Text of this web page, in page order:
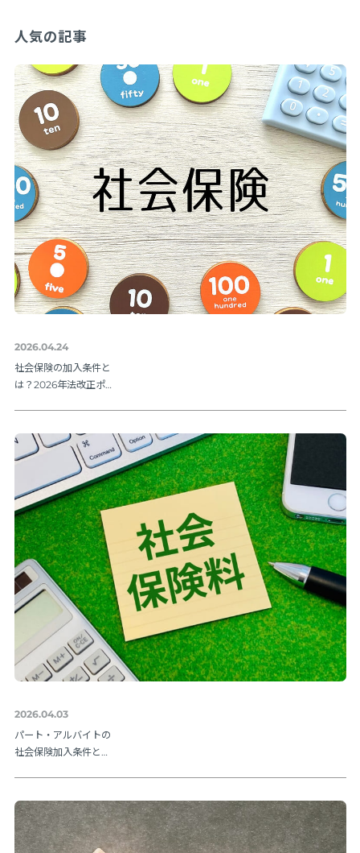
人気の記事
2026.04.24
社会保険の加入条件と
は？2026年法改正ポイ
2026.04.03
パート・アルバイトの
社会保険加入条件と
説